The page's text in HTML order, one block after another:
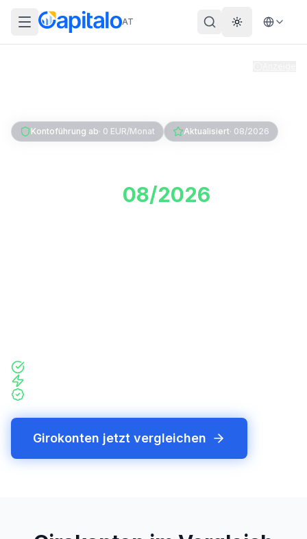
AT Theme
Kontoführung ab· 0 EUR/Monat Aktualisiert· 08/2026
08/2026
Girokonten jetzt vergleichen